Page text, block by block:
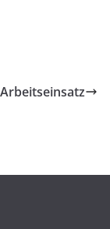
Arbeitseinsatz